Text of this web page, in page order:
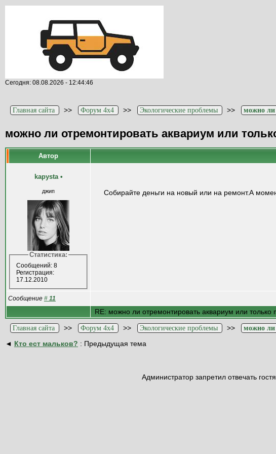
Сегодня: 08.08.2026 - 12:44:46
Главная сайта >> Форум 4x4 >> Экологические проблемы >> можно ли
можно ли отремонтировать аквариум или
Автор
kapysta •
джип
Статистика:
Сообщений: 8
Регистрация:
17.12.2010
Собирайте деньги на новый или на ремонт.А
Сообщение # 11
RE: можно ли отремонтировать аквариум или только
Главная сайта >> Форум 4x4 >> Экологические проблемы >> можно ли
◄ Кто ест мальков? : Предыдущая тема
Администратор запретил отвечать